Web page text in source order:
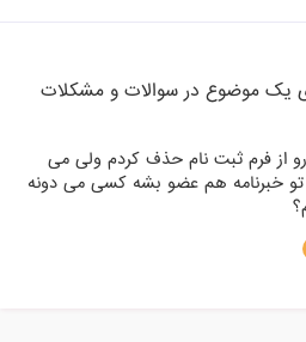
یک موضوع در سوالات و مشکلات
از فرم ثبت نام حذف کردم ولی می
خبرنامه هم عضو بشه کسی می دونه